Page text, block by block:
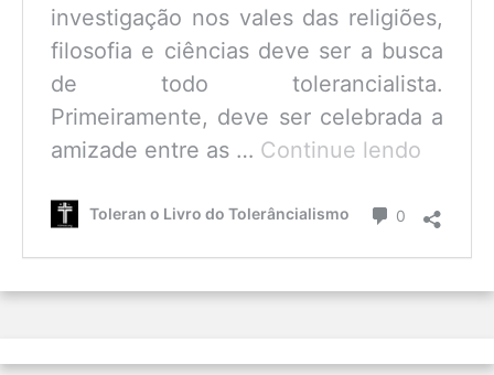
investigação nos vales das religiões,
filosofia e ciências deve ser a busca
de todo tolerancialista.
Primeiramente, deve ser celebrada a
amizade entre as … Continue lendo
é
Toleran o Livro do Tolerâncialismo 0 Comentário